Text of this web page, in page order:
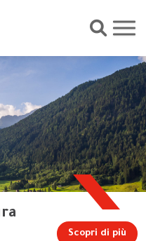
Scopri di più